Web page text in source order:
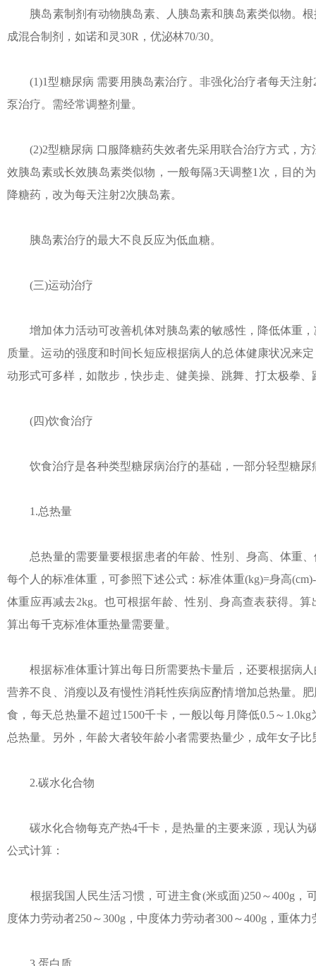
胰岛素制剂有动物胰岛素、人胰岛素和胰岛素类似物。根
成混合制剂，如诺和灵30R，优泌林70/30。
(1)1型糖尿病 需要用胰岛素治疗。非强化治疗者每天注射
泵治疗。需经常调整剂量。
(2)2型糖尿病 口服降糖药失效者先采用联合治疗方式，方
效胰岛素或长效胰岛素类似物，一般每隔3天调整1次，目的
降糖药，改为每天注射2次胰岛素。
胰岛素治疗的最大不良反应为低血糖。
(三)运动治疗
增加体力活动可改善机体对胰岛素的敏感性，降低体重，
质量。运动的强度和时间长短应根据病人的总体健康状况来
动形式可多样，如散步，快步走、健美操、跳舞、打太极拳、
(四)饮食治疗
饮食治疗是各种类型糖尿病治疗的基础，一部分轻型糖尿
1.总热量
总热量的需要量要根据患者的年龄、性别、身高、体重、
每个人的标准体重，可参照下述公式：标准体重(kg)=身高
体重应再减去2kg。也可根据年龄、性别、身高查表获得。
算出每千克标准体重热量需要量。
根据标准体重计算出每日所需要热卡量后，还要根据病人
营养不良、消瘦以及有慢性消耗性疾病应酌情增加总热量。
食，每天总热量不超过1500千卡，一般以每月降低0.5～
总热量。另外，年龄大者较年龄小者需要热量少，成年女子
2.碳水化合物
碳水化合物每克产热4千卡，是热量的主要来源，现认为
公式计算：
根据我国人民生活习惯，可进主食(米或面)250～400g，
度体力劳动者250～300g，中度体力劳动者300～400g，重体